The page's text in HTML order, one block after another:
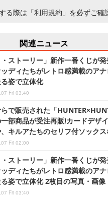
る際は 「利用規約」 を必ずご確
関連ニュース
・ストーリー」新作一番くじが
ディたちがレトロ感満載のア
姿で立体化
Fri 03:40
らで販売された「
部商品が受注再販!カードデザ
キルアたちのセリフ付ソック
Fri 02:00
・ストーリー」新作一番くじが
ディたちがレトロ感満載のア
姿で立体化 2枚目の写真・画像
Fri 03:40